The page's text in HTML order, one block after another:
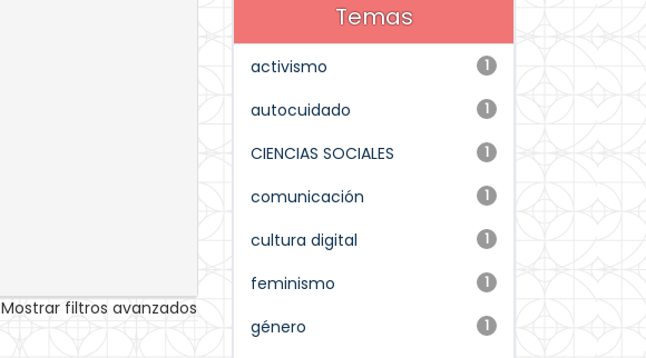
Mostrar filtros avanzados
Temas
1
activismo
1
autocuidado
1
CIENCIAS SOCIALES
1
comunicación
1
cultura digital
1
feminismo
1
género